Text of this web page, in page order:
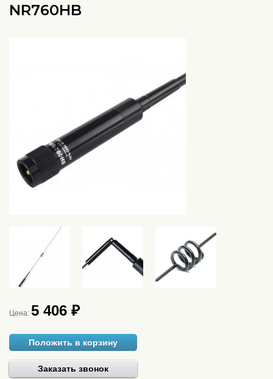
NR760HB
Цена: 5 406 ₽
Положить в корзину
Заказать звонок